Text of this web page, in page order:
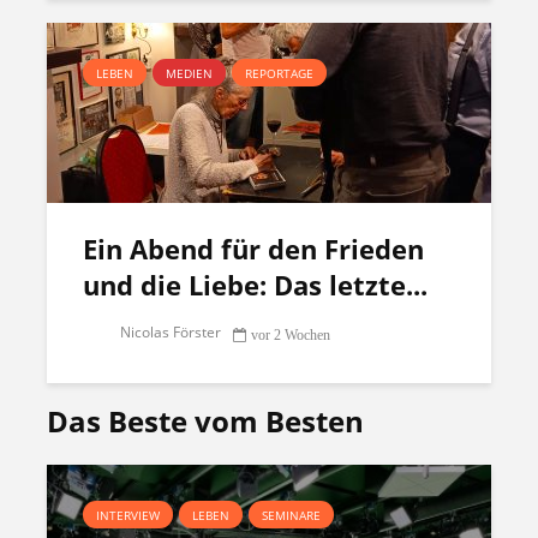
LEBEN MEDIEN REPORTAGE
Ein Abend für den Frieden
und die Liebe: Das letzte...
Nicolas Förster vor 2 Wochen
Das Beste vom Besten
INTERVIEW LEBEN SEMINARE